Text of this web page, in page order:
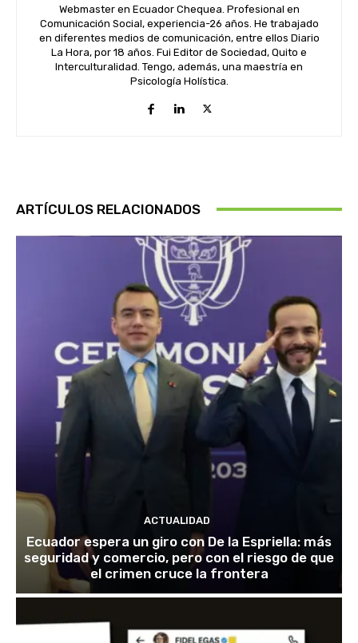
Webmaster en Ecuador Chequea. Profesional en
Comunicación Social, experiencia-26 años. He trabajado
en diferentes medios de comunicación, entre ellos Diario
La Hora, por 18 años. Fui Editor de Sociedad, Quito e
Interculturalidad. Tengo, además, una maestría en
Psicología Holística.
ARTÍCULOS RELACIONADOS
ACTUALIDAD
Ecuador espera un giro con De la Espriella: más
seguridad y comercio, pero con el riesgo de que
el crimen cruce la frontera